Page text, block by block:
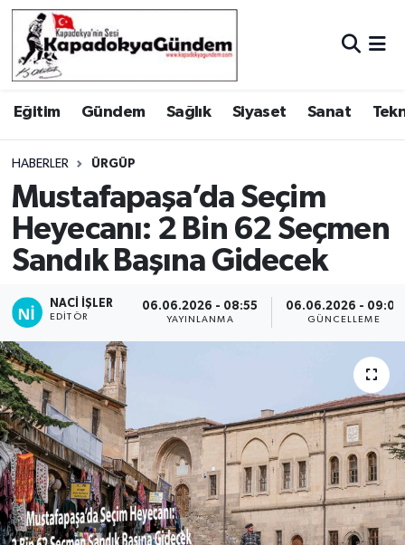
Eğitim Gündem Sağlık Siyaset Sanat
HABERLER ÜRGÜP
Mustafapaşa’da Seçim
Heyecanı: 2 Bin 62 Seçmen
Sandık Başına Gidecek
NACI İŞLER
EDITÖR
06.06.2026 - 08:55
YAYINLANMA
06.06.2026 - 09:07
GÜNCELLEME
Hava Durumu
Trafik Durumu
Süper Lig Puan Durumu ve Fikstür
Tüm Manşetler
Son Dakika Haberleri
Haber Arşivi